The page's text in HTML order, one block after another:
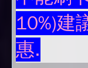
10%)建
惠.